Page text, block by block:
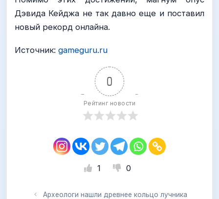
Дэвида Кейджа не так давно еще и поставил
новый рекорд онлайна.
Источник: gameguru.ru
0
Рейтинг новости
1 0
Археологи нашли древнее кольцо лучника